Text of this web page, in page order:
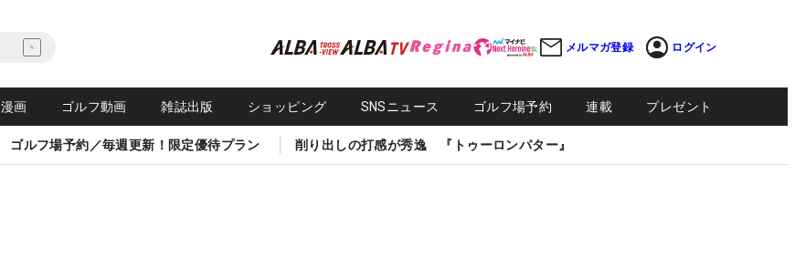
メルマガ登録 ログイン
漫画 ゴルフ動画 雑誌出版 ショッピング SNSニュース ゴルフ場予約 連載 プレゼント
ゴルフ場予約／毎週更新！限定優待プラン 削り出しの打感が秀逸 『トゥーロンパター』